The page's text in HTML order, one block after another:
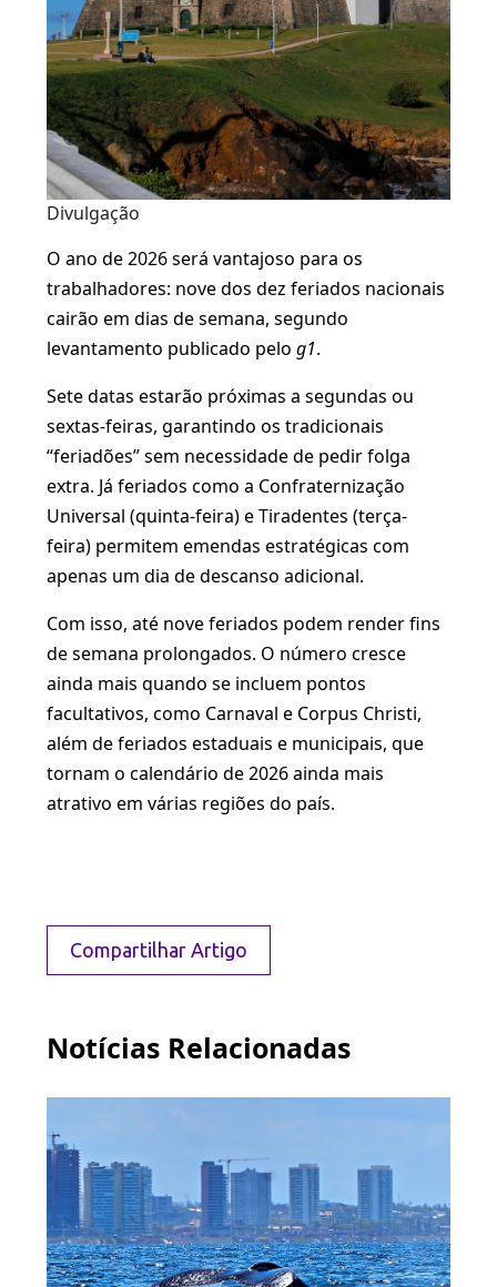
Divulgação
O ano de 2026 será vantajoso para os
trabalhadores: nove dos dez feriados nacionais
cairão em dias de semana, segundo
levantamento publicado pelo g1.
Sete datas estarão próximas a segundas ou
sextas-feiras, garantindo os tradicionais
“feriadões” sem necessidade de pedir folga
extra. Já feriados como a Confraternização
Universal (quinta-feira) e Tiradentes (terça-
feira) permitem emendas estratégicas com
apenas um dia de descanso adicional.
Com isso, até nove feriados podem render fins
de semana prolongados. O número cresce
ainda mais quando se incluem pontos
facultativos, como Carnaval e Corpus Christi,
além de feriados estaduais e municipais, que
tornam o calendário de 2026 ainda mais
atrativo em várias regiões do país.
Compartilhar Artigo
Notícias Relacionadas